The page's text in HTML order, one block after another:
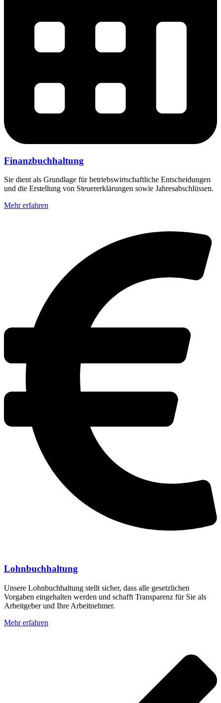
Finanzbuchhaltung
Sie dient als Grundlage für betriebswirtschaftliche Entscheidungen
und die Erstellung von Steuererklärungen sowie Jahresabschlüssen.
Mehr erfahren
Lohnbuchhaltung
Unsere Lohnbuchhaltung stellt sicher, dass alle gesetzlichen
Vorgaben eingehalten werden und schafft Transparenz für Sie als
Arbeitgeber und Ihre Arbeitnehmer.
Mehr erfahren